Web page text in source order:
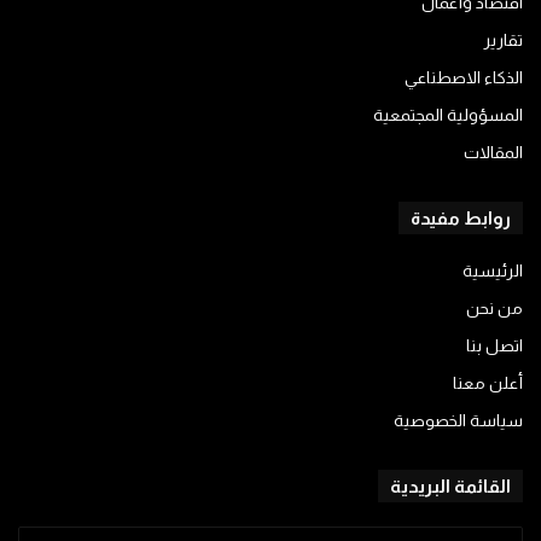
تقارير
الذكاء الاصطناعي
المسؤولية المجتمعية
المقالات
روابط مفيدة
الرئيسية
من نحن
اتصل بنا
أعلن معنا
سياسة الخصوصية
القائمة البريدية